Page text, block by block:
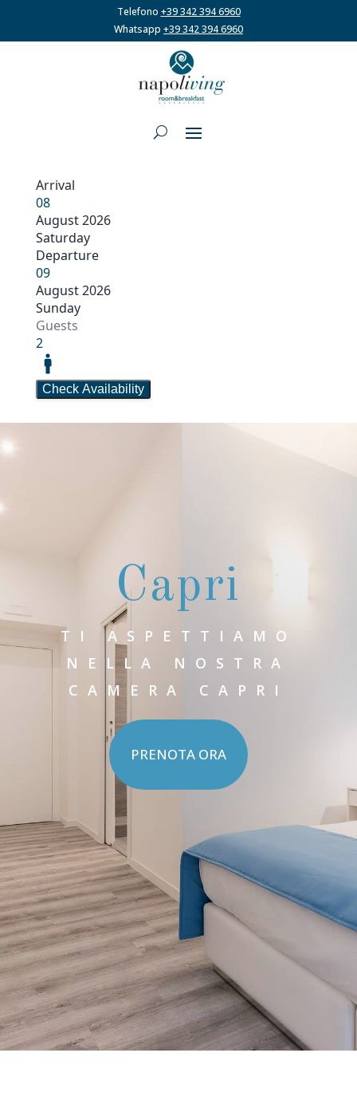
Telefono +39 342 394 6960
Whatsapp +39 342 394 6960
Capri
TI ASPETTIAMO
NELLA NOSTRA
CAMERA CAPRI
PRENOTA ORA